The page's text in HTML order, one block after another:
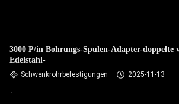
3000 P/in Bohrungs-Spulen-Adapter-doppelte
Edelstahl-
Schwenkrohrbefestigungen 2025-11-13